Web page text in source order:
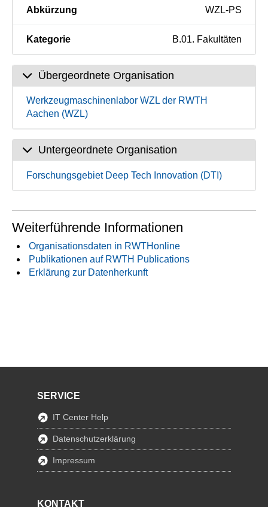
Abkürzung WZL-PS
Kategorie B.01. Fakultäten
Übergeordnete Organisation
Werkzeugmaschinenlabor WZL der RWTH
Aachen (WZL)
Untergeordnete Organisation
Forschungsgebiet Deep Tech Innovation (DTI)
Weiterführende Informationen
Organisationsdaten in RWTHonline
Publikationen auf RWTH Publications
Erklärung zur Datenherkunft
SERVICE
IT Center Help
Datenschutzerklärung
Impressum
KONTAKT